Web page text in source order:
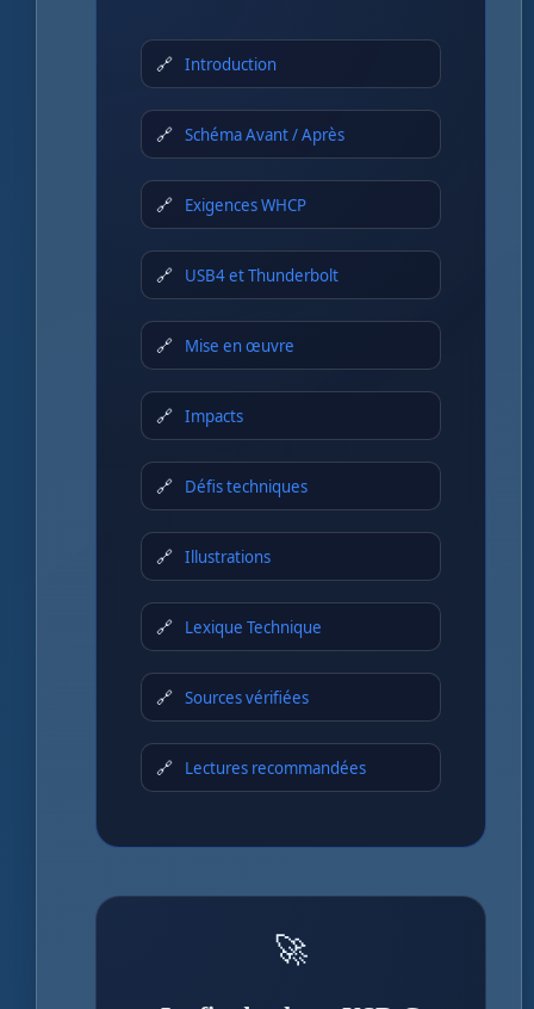
Introduction
Schéma Avant / Après
Exigences WHCP
USB4 et Thunderbolt
Mise en œuvre
Impacts
Défis techniques
Illustrations
Lexique Technique
Sources vérifiées
Lectures recommandées
🚀